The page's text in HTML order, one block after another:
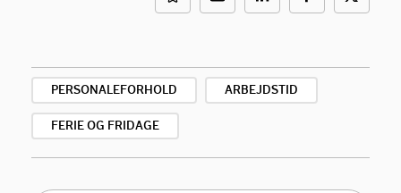
PERSONALEFORHOLD ARBEJDSTID
FERIE OG FRIDAGE